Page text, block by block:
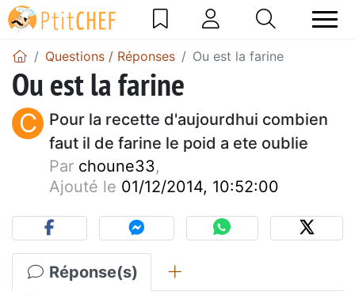
Questions / Réponses Ou est la farine
Ou est la farine
C
Pour la recette d'aujourdhui combien
faut il de farine le poid a ete oublie
Par choune33,
Ajouté le 01/12/2014, 10:52:00
Réponse(s)